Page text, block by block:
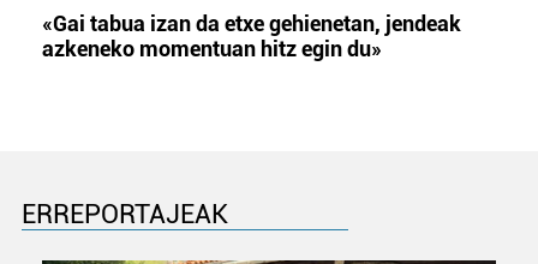
«Gai tabua izan da etxe gehienetan, jendeak
azkeneko momentuan hitz egin du»
ERREPORTAJEAK